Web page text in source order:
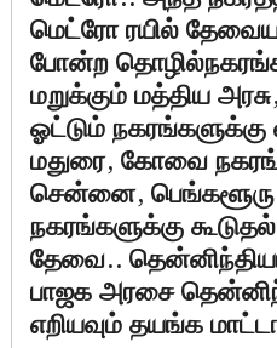
மெட்ரோ ரயில்
போன்ற
மறுக்கும் மத்திய
ஓட்டும் நகரங்களுக்கு
மதுரை, கோவை
சென்னை,
நகரங்களுக்கு
தேவை..
பாஜக அரசை
எறியவும் தயங்க